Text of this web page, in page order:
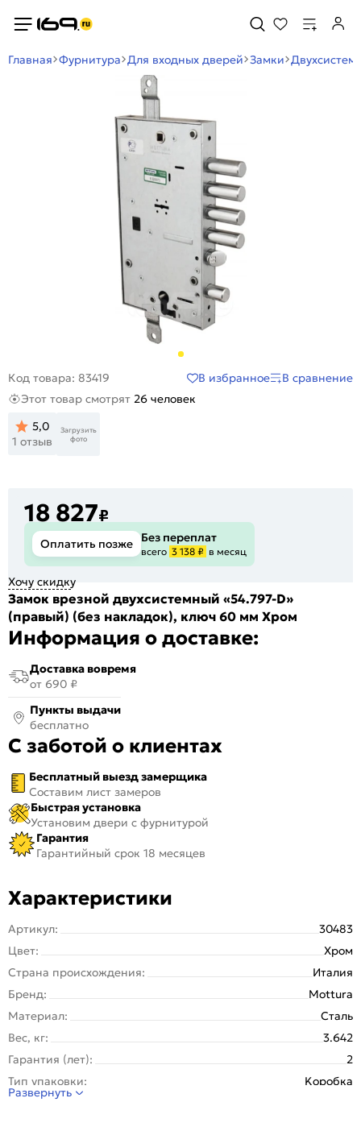
Главная Фурнитура Для входных дверей Замки
Код товара: 83419 В избранное
В сравнение
Этот товар смотрят 26 человек
5,0
1 отзыв
Загрузить
фото
18 827₽
Оплатить позже Без переплат
всего 3 138 ₽ в месяц
Хочу скидку
Замок врезной двухсистемный «54.797-D»
(правый) (без накладок), ключ 60 мм Хром
Информация о доставке:
Доставка вовремя
от 690 ₽
Пункты выдачи
бесплатно
С заботой о клиентах
Бесплатный выезд замерщика
Составим лист замеров
Быстрая установка
Установим двери с фурнитурой
Гарантия
Гарантийный срок 18 месяцев
Характеристики
Артикул:
30483
Цвет:
Хром
Страна происхождения:
Италия
Бренд:
Mottura
Материал:
Сталь
Вес, кг:
3.642
Гарантия (лет):
2
Тип упаковки:
Kоробка
Класс безопасности:
Развернуть